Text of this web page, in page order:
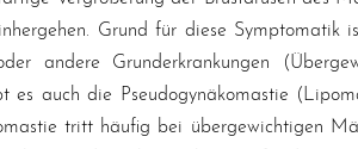
Grund für diese Symptomatik
andere Grunderkrankungen
es auch die Pseudogynäkomastie
tritt häufig bei übergewichtigen